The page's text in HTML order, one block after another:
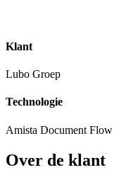
Klant
Lubo Groep
Technologie
Amista Document Flow
Over de klant